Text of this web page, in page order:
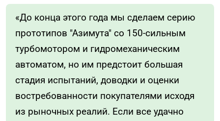
«До конца этого года мы сделаем серию
прототипов "Азимута" со 150-сильным
турбомотором и гидромеханическим
автоматом, но им предстоит большая
стадия испытаний, доводки и оценки
востребованности покупателями исходя
из рыночных реалий. Если все удачно